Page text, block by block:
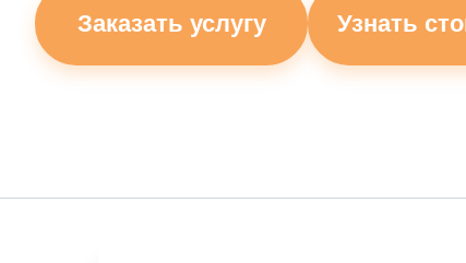
Заказать услугу Узнать